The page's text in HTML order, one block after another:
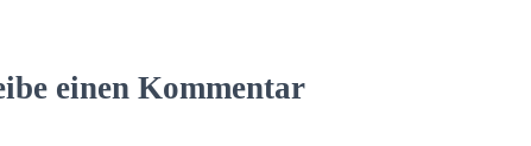
einen Kommentar